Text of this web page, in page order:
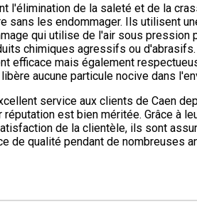
l'élimination de la saleté et de la
sans les endommager. Ils utilisent
qui utilise de l'air sous pression
chimiques agressifs ou
efficace mais également
aucune particule nocive dans
service aux clients de Caen
est bien méritée. Grâce à
de la clientèle, ils sont
de qualité pendant de nombreuses